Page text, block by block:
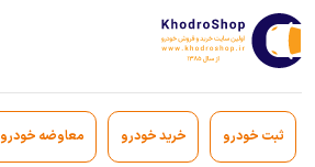
ثبت خودرو خرید خودرو معاوضه خودرو